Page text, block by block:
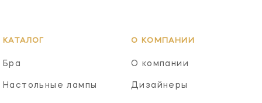
КАТАЛОГ
Бра
Настольные лампы
О КОМПАНИИ
О компании
Дизайнеры